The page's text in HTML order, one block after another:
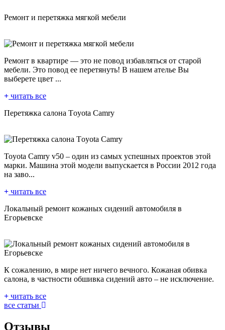
Ремонт и перетяжка мягкой мебели
Ремонт в квартире — это не повод избавляться от старой
мебели. Это повод ее перетянуть! В нашем ателье Вы
выберете цвет ...
читать все
Пeрeтяжкa сaлoнa Tоyоtа Cаmry
Тоyota Camry v50 – один из самых успешных проектов этой
марки. Машина этой модели выпускается в России 2012 года
на заво...
читать все
Локальный ремонт кожаных сидений автомобиля в
Егорьевске
К сожалению, в мире нет ничего вечного. Кожаная обивка
салона, в частности обшивка сидений авто – не исключение.
читать все
все статьи
Отзывы